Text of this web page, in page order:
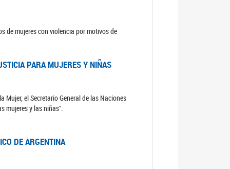
de mujeres con violencia por motivos de
PARA MUJERES Y NIÑAS
Mujer, el Secretario General de las Naciones
mujeres y las niñas".
DE ARGENTINA